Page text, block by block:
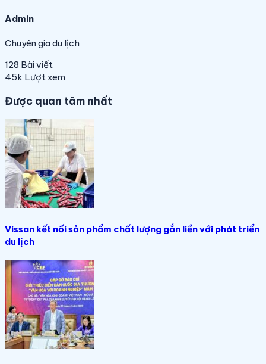
Admin
Chuyên gia du lịch
128 Bài viết
45k Lượt xem
Được quan tâm nhất
Vissan kết nối sản phẩm chất lượng gắn liền với phát triển
du lịch